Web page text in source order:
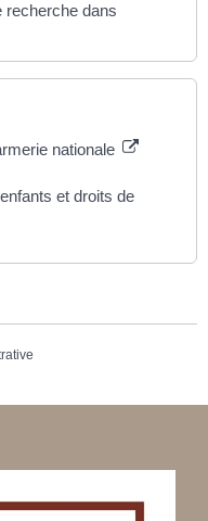
recherche dans
nationale
et droits de